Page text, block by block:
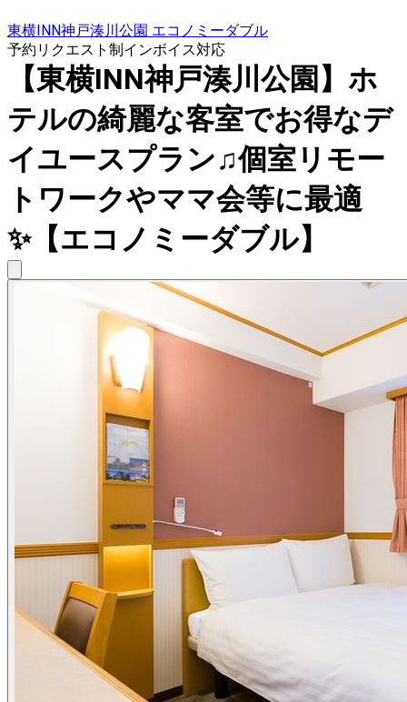
東横INN神戸湊川公園 エコノミーダブル
予約リクエスト制インボイス対応
【東横INN神戸湊川公園】ホ
テルの綺麗な客室でお得なデ
イユースプラン♫個室リモー
トワークやママ会等に最適
✨【エコノミーダブル】